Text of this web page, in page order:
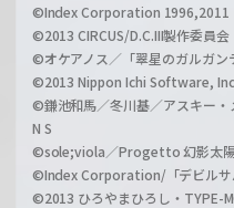
©Index Corporation 1996,2011
©2013 CIRCUS/D.C.III製作委員会
©オケアノス／「翠星のガルガン
©2013 Nippon Ichi Software,
©鎌池和馬／冬川基／アスキー・
N S
©sole;viola／Progetto 幻影太
©Index Corporation/「デビルサ
©2013 ひろやまひろし・TYPE-